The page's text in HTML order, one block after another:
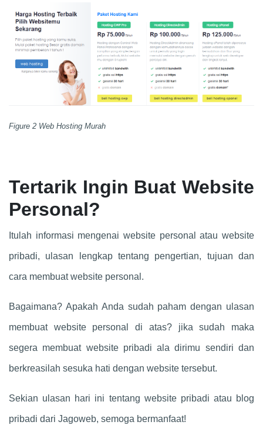
Figure 2 Web Hosting Murah
Tertarik Ingin Buat Website
Personal?
Itulah informasi mengenai website personal atau website
pribadi, ulasan lengkap tentang pengertian, tujuan dan
cara membuat website personal.
Bagaimana? Apakah Anda sudah paham dengan ulasan
membuat website personal di atas? jika sudah maka
segera membuat website pribadi ala dirimu sendiri dan
berkreasilah sesuka hati dengan website tersebut.
Sekian ulasan hari ini tentang website pribadi atau blog
pribadi dari Jagoweb, semoga bermanfaat!